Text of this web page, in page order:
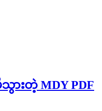
ားတဲ့ MDY PDF